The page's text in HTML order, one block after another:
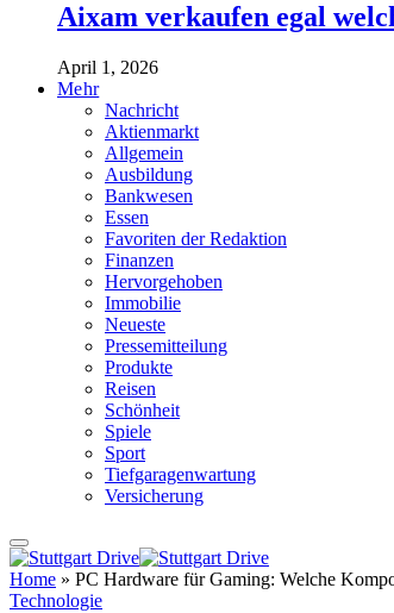
Aixam verkaufen egal
April 1, 2026
Mehr
Nachricht
Aktienmarkt
Allgemein
Ausbildung
Bankwesen
Essen
Favoriten der Redaktion
Finanzen
Hervorgehoben
Immobilie
Neueste
Pressemitteilung
Produkte
Reisen
Schönheit
Spiele
Sport
Tiefgaragenwartung
Versicherung
Home » PC Hardware für Gaming: Welche
Technologie